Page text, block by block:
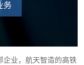
务
企业，航天智造的高铁